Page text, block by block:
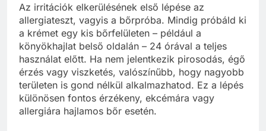
Az irritációk elkerülésének első lépése az
allergiateszt, vagyis a bőrpróba. Mindig próbáld ki
a krémet egy kis bőrfelületen – például a
könyökhajlat belső oldalán – 24 órával a teljes
használat előtt. Ha nem jelentkezik pirosodás, égő
érzés vagy viszketés, valószínűbb, hogy nagyobb
területen is gond nélkül alkalmazhatod. Ez a lépés
különösen fontos érzékeny, ekcémára vagy
allergiára hajlamos bőr esetén.